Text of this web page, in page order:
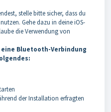
stelle bitte sicher, dass du
Gehe dazu in deine iOS-
die Verwendung von
Bluetooth-Verbindung
der Installation erfragten